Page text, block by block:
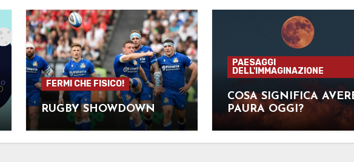
FERMI CHE FISICO!
RUGBY SHOWDOWN
PAESAGGI
DELL'IMMAGINAZIONE
COSA SIGNIFICA
PAURA OGGI?